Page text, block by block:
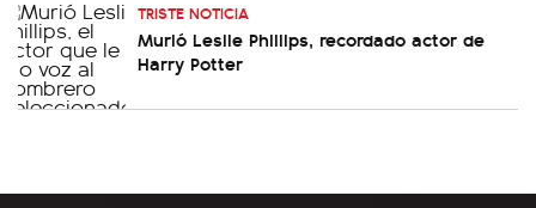
TRISTE NOTICIA
Murió Leslie Phillips, recordado actor de
Harry Potter